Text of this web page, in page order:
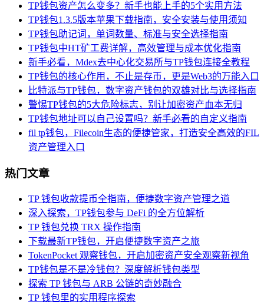
TP钱包资产怎么变多？新手也能上手的5个实用方法
TP钱包1.3.5版本苹果下载指南，安全安装与使用须知
TP钱包助记词，单词数量、标准与安全选择指南
TP钱包中HT矿工费详解，高效管理与成本优化指南
新手必看，Mdex去中心化交易所与TP钱包连接全教程
TP钱包的核心作用，不止是存币，更是Web3的万能入口
比特派与TP钱包，数字资产钱包的双雄对比与选择指南
警惕TP钱包的5大危险标志，别让加密资产血本无归
TP钱包地址可以自己设置吗？新手必看的自定义指南
fil tp钱包，Filecoin生态的便捷管家，打造安全高效的FIL
资产管理入口
热门文章
TP 钱包收款提币全指南，便捷数字资产管理之道
深入探索，TP钱包参与 DeFi 的全方位解析
TP 钱包兑换 TRX 操作指南
下载最新TP钱包，开启便捷数字资产之旅
TokenPocket 观察钱包，开启加密资产安全观察新视角
TP钱包是不是冷钱包？深度解析钱包类型
探索 TP 钱包与 ARB 公链的奇妙融合
TP 钱包里的实用程序探索